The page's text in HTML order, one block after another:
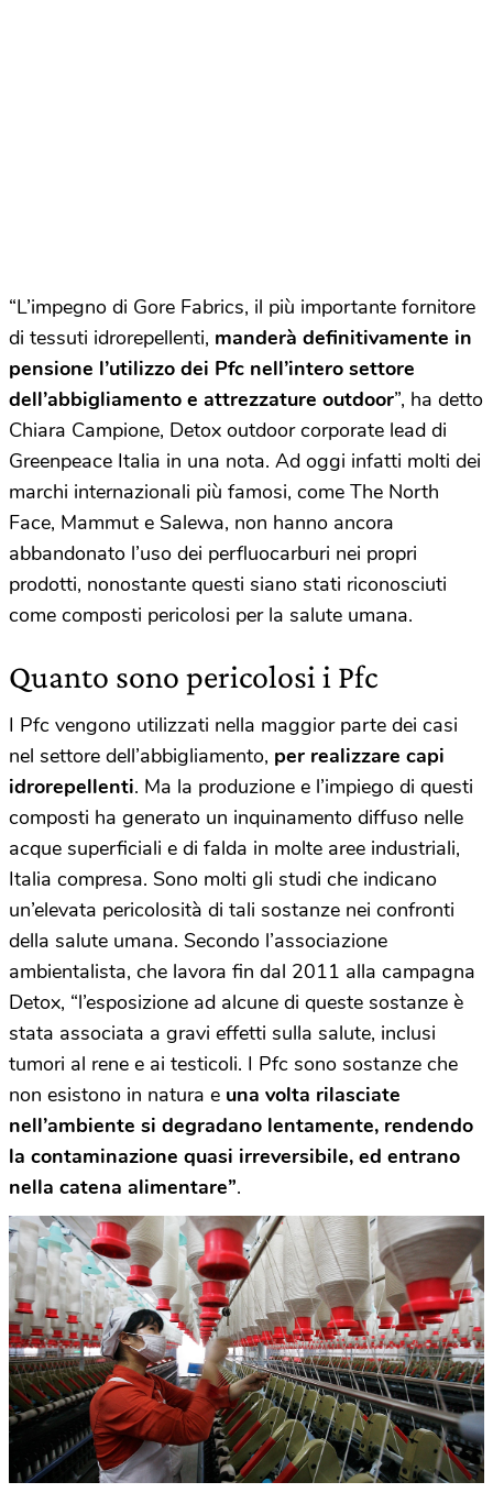
“L’impegno di Gore Fabrics, il più importante fornitore
di tessuti idrorepellenti, manderà definitivamente in
pensione l’utilizzo dei Pfc nell’intero settore
dell’abbigliamento e attrezzature outdoor”, ha detto
Chiara Campione, Detox outdoor corporate lead di
Greenpeace Italia in una nota. Ad oggi infatti molti dei
marchi internazionali più famosi, come The North
Face, Mammut e Salewa, non hanno ancora
abbandonato l’uso dei perfluocarburi nei propri
prodotti, nonostante questi siano stati riconosciuti
come composti pericolosi per la salute umana.
Quanto sono pericolosi i Pfc
I Pfc vengono utilizzati nella maggior parte dei casi
nel settore dell’abbigliamento, per realizzare capi
idrorepellenti. Ma la produzione e l’impiego di questi
composti ha generato un inquinamento diffuso nelle
acque superficiali e di falda in molte aree industriali,
Italia compresa. Sono molti gli studi che indicano
un’elevata pericolosità di tali sostanze nei confronti
della salute umana. Secondo l’associazione
ambientalista, che lavora fin dal 2011 alla campagna
Detox, “l’esposizione ad alcune di queste sostanze è
stata associata a gravi effetti sulla salute, inclusi
tumori al rene e ai testicoli. I Pfc sono sostanze che
non esistono in natura e una volta rilasciate
nell’ambiente si degradano lentamente, rendendo
la contaminazione quasi irreversibile, ed entrano
nella catena alimentare”.